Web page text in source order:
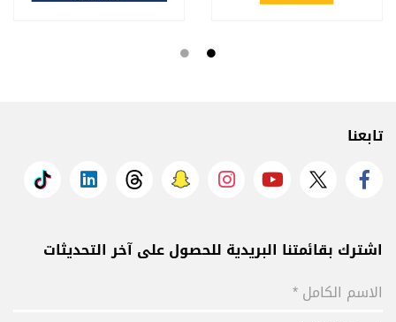
تابعنا
اشترك بقائمتنا البريدية للحصول على آخر التحديثات